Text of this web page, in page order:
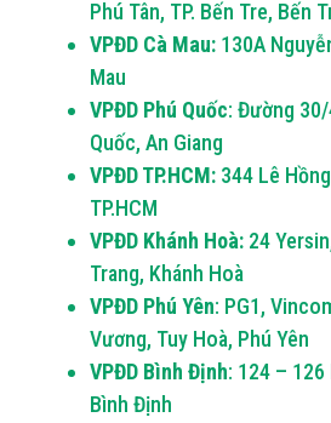
Phú Tân, TP. Bến Tre, Bến
VPĐD Cà Mau: 130A
Mau
VPĐD Phú Quốc: Đường
Quốc, An Giang
VPĐD TP.HCM: 344 Lê
TP.HCM
VPĐD Khánh Hoà: 24
Trang, Khánh Hoà
VPĐD Phú Yên: PG1,
Vương, Tuy Hoà, Phú Yên
VPĐD Bình Định: 124 – 126
Bình Định